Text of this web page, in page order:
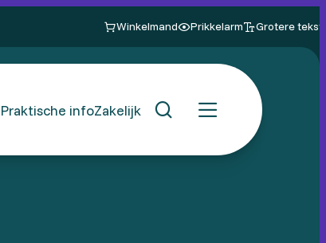
Winkelmand Prikkelarm Grotere tekst
Praktische infoZakelijk